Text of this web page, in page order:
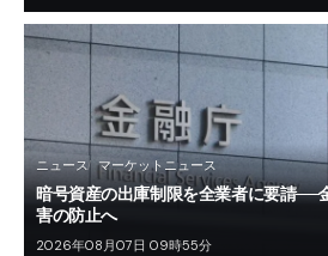
ニュース マーケットニュース
暗号資産の出庫制限を全業者に要請──
害の防止へ
2026年08月07日 09時55分